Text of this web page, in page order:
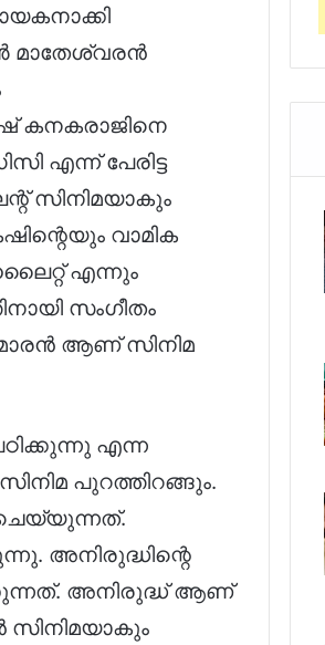
കനകരാജിനെ
എന്ന് പേരിട്ട
സിനിമയാകും
വാമിക
എന്നും
സംഗീതം
ആണ് സിനിമ
എന്ന
പുറത്തിറങ്ങും.
അനിരുദ്ധിന്റെ
അനിരുദ്ധ് ആണ്
സിനിമയാകും